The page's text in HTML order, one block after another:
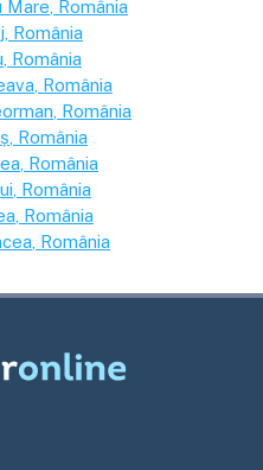
Mare , România
, România
, România
, România
, România
, România
, România
, România
, România
, România